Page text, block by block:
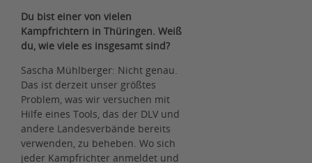
Du bist einer von vielen
Kampfrichtern in Thüringen. Weiß
du, wie viele es insgesamt sind?
Sascha Mühlberger: Nicht genau.
Das ist derzeit unser größtes
Problem, was wir versuchen mit
Hilfe eines Tools, das der DLV und
andere Landesverbände bereits
verwenden, zu beheben. Wo sich
jeder Kampfrichter anmeldet und